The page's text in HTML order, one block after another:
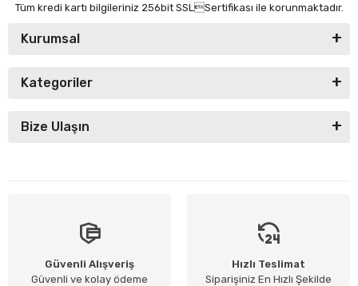
Tüm kredi kartı bilgileriniz 256bit SSLSertifikası ile korunmaktadır.
Kurumsal
Kategoriler
Bize Ulaşın
Güvenli Alışveriş
Güvenli ve kolay ödeme
Hızlı Teslimat
Siparişiniz En Hızlı Şekilde